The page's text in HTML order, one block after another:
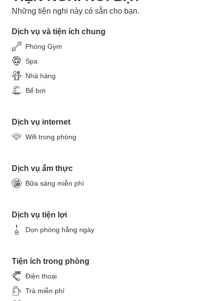
Những tiện nghi này có sẵn cho bạn.
Dịch vụ và tiện ích chung
Phòng Gym
Spa
Nhà hàng
Bể bơi
Dịch vụ internet
Wifi trong phòng
Dịch vụ ẩm thực
Bữa sáng miễn phí
Dịch vụ tiện lợi
Dọn phòng hằng ngày
Tiện ích trong phòng
Điện thoại
Trà miễn phí